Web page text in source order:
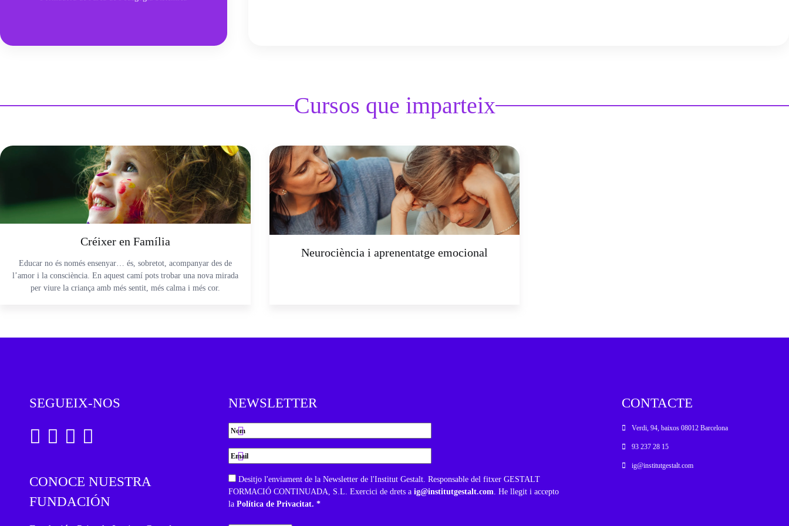
Cursos que imparteix
Créixer en Família
Educar no és només ensenyar… és, sobretot, acompanyar des de
l’amor i la consciència. En aquest camí pots trobar una nova mirada
per viure la criança amb més sentit, més calma i més cor.
Neurociència i aprenentatge emocional
SEGUEIX-NOS
CONOCE NUESTRA
FUNDACIÓN
NEWSLETTER
Desitjo l'enviament de la Newsletter de l'Institut Gestalt. Responsable del fitxer GESTALT
FORMACIÓ CONTINUADA, S.L. Exercici de drets a ig@institutgestalt.com. He llegit i accepto
la Política de Privacitat. *
CONTACTE
Verdi, 94, baixos 08012 Barcelona
93 237 28 15
ig@institutgestalt.com